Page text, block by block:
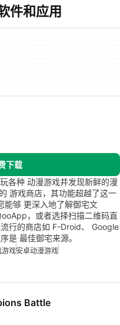
件和应用
下载
各种 动漫游戏并发现新鲜的漫
游戏商店，其功能超越了这一
能够 更深入地了解御宅文
，或者选择扫描二维码直
行的商店如 F-Droid、 Google
是 最佳御宅来源。
游戏安卓动漫游戏
Battle